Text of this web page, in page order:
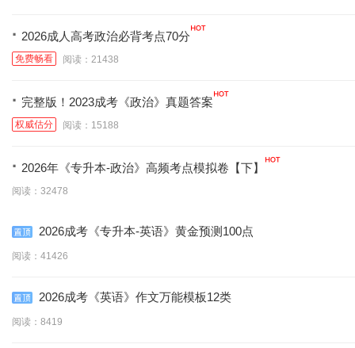
· 2026成人高考政治必背考点70分
免费畅看 阅读：21438
· 完整版！2023成考《政治》真题答案
权威估分 阅读：15188
· 2026年《专升本-政治》高频考点模拟卷【下】
阅读：32478
2026成考《专升本-英语》黄金预测100点
阅读：41426
2026成考《英语》作文万能模板12类
阅读：8419